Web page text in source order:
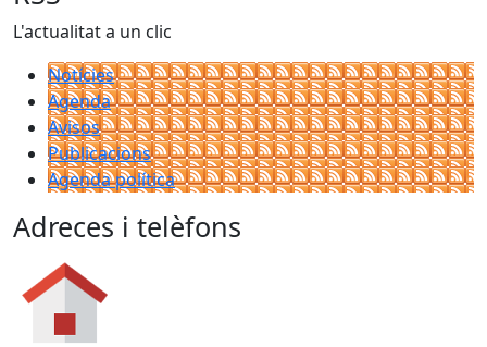
L'actualitat a un clic
Notícies
Agenda
Avisos
Publicacions
Agenda política
Adreces i telèfons